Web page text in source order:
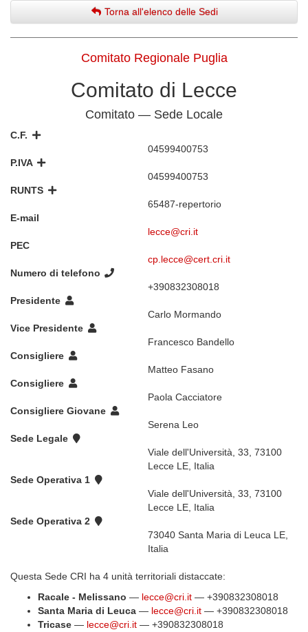
Torna all'elenco delle Sedi
Comitato Regionale Puglia
Comitato di Lecce
Comitato — Sede Locale
C.F.
04599400753
P.IVA
04599400753
RUNTS
65487-repertorio
E-mail
lecce@cri.it
PEC
cp.lecce@cert.cri.it
Numero di telefono
+390832308018
Presidente
Carlo Mormando
Vice Presidente
Francesco Bandello
Consigliere
Matteo Fasano
Consigliere
Paola Cacciatore
Consigliere Giovane
Serena Leo
Sede Legale
Viale dell'Università, 33, 73100
Lecce LE, Italia
Sede Operativa 1
Viale dell'Università, 33, 73100
Lecce LE, Italia
Sede Operativa 2
73040 Santa Maria di Leuca LE,
Italia
Questa Sede CRI ha 4 unità territoriali distaccate:
Racale - Melissano — lecce@cri.it — +390832308018
Santa Maria di Leuca — lecce@cri.it — +390832308018
Tricase — lecce@cri.it — +390832308018